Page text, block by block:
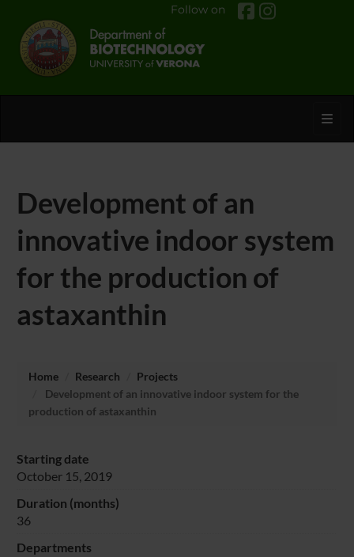
Follow on
Development of an
innovative indoor system
for the production of
astaxanthin
Home Research
Projects
Development of an innovative indoor system for the
production of astaxanthin
Starting date
October 15, 2019
Duration (months)
36
Departments